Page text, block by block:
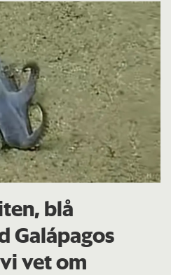
blå
Galápagos
vet om